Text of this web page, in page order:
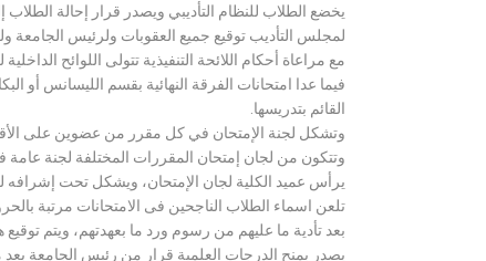
يخضع الطلاب للنظام التأديبي ويصدر قرار إحالة
لمجلس التأديب توقيع جميع العقوبات ولرئيس الجامعة
مع مراعاة أحكام اللائحة التنفيذية تتولى اللوائح
فيما عدا امتحانات الفرقة النهائية بقسم الليسانس
القائم بتدريسها.
وتشكل لجنة الإمتحان في كل مقرر من عضوين على
وتتكون من لجان إمتحان المقررات المختلفة لجنة
يرأس عميد الكلية لجان الإمتحان، ويشكل تحت إشرافه
تلعن اسماء الطلاب الناجحين فى الامتحانات مرتبة
بعد تأدية ما عليهم من رسوم ورد ما بعهدتهم، ويتم
يصدر بمنح الدرجات العلمية قرار من رئيس الجامعة